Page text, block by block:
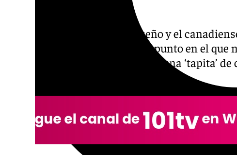
Durante el choque, el malagueño y el
el mundo del tenis, jugaron un punto en el que
dispuesto a perderlo y regalaron una ‘tapita’ de